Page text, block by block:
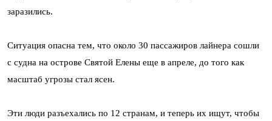
заразились.
Ситуация опасна тем, что около 30 пассажиров лайнера сошли
с судна на острове Святой Елены еще в апреле, до того как
масштаб угрозы стал ясен.
Эти люди разъехались по 12 странам, и теперь их ищут, чтобы